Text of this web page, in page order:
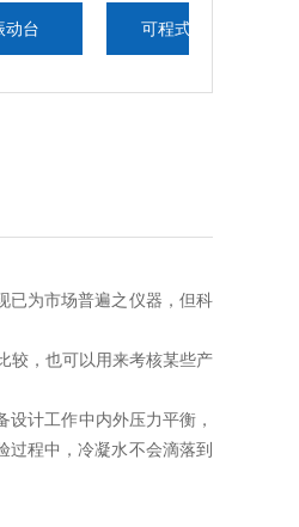
可程式高低温测试箱现货厂家
已为市场普遍之仪器，但科
较，也可以用来考核某些产
计工作中内外压力平衡，
程中，冷凝水不会滴落到